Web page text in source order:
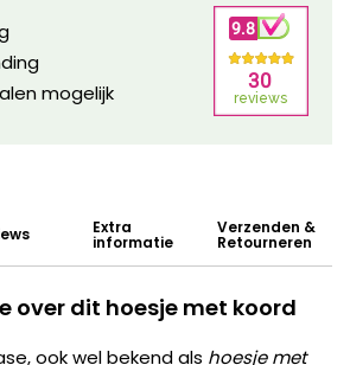
mogelijk
Extra
informatie
Verzenden &
Retourneren
over dit hoesje met koord
ook wel bekend als hoesje met